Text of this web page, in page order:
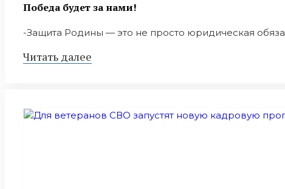
Победа будет за нами!
-Защита Родины — это не просто юридическая
Читать далее